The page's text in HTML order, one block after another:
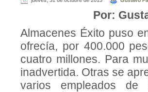
Por:
Almacenes Éxito puso
ofrecía, por 400.000
cuatro millones. Para
inadvertida. Otras se
varios empleados de